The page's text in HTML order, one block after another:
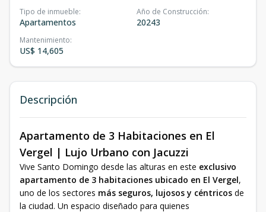
Tipo de inmueble:
Apartamentos
Año de Construcción:
20243
Mantenimiento:
US$ 14,605
Descripción
Apartamento de 3 Habitaciones en El
Vergel | Lujo Urbano con Jacuzzi
Vive Santo Domingo desde las alturas en este exclusivo
apartamento de 3 habitaciones ubicado en El Vergel,
uno de los sectores más seguros, lujosos y céntricos de
la ciudad. Un espacio diseñado para quienes